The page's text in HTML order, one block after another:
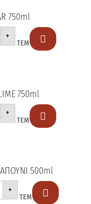
750ml
+
ΤΕΜ 
750ml
+
ΤΕΜ 
500ml
+
ΤΕΜ 